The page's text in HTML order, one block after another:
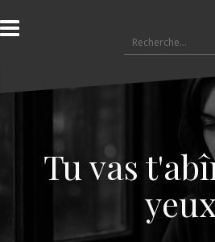
l
a
e
e
Tu vas
yeux